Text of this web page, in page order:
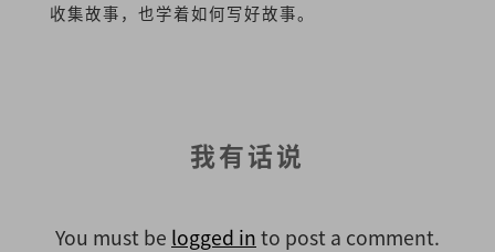
收集故事，也学着如何写好故事。
我有话说
You must be logged in to post a comment.